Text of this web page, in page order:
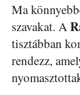
Ma
szavakat. A
tisztábban
rendezz,